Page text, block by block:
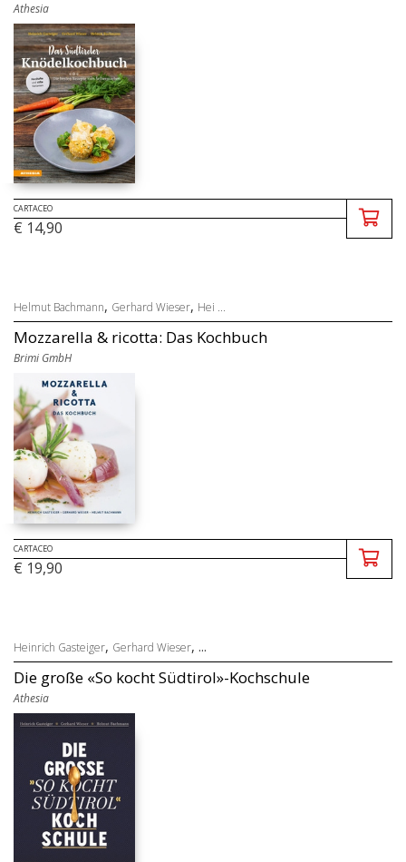
Athesia
CARTACEO
€ 14,90
Helmut Bachmann, Gerhard Wieser, Hei ...
Mozzarella & ricotta: Das Kochbuch
Brimi GmbH
CARTACEO
€ 19,90
Heinrich Gasteiger, Gerhard Wieser, ...
Die große «So kocht Südtirol»-Kochschule
Athesia